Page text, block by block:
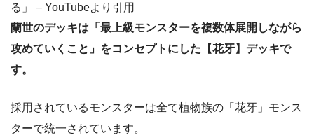
る」 – YouTubeより引用
蘭世のデッキは「最上級モンスターを複数体展開しながら
攻めていくこと」をコンセプトにした【花牙】デッキで
す。
採用されているモンスターは全て植物族の「花牙」モンス
ターで統一されています。